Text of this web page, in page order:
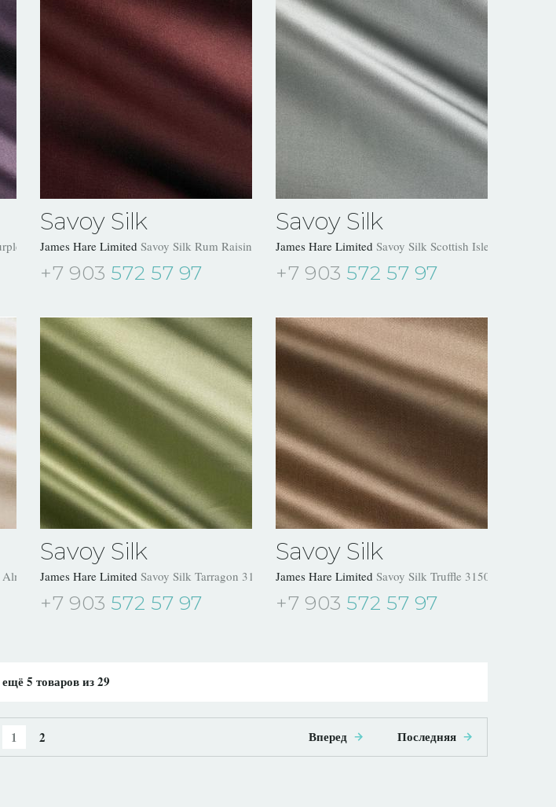
31504/16
Savoy Silk
James Hare Limited Savoy Silk Rum Raisin 31504/15
+7 903 572 57 97
Savoy Silk
James Hare Limited Savoy Silk Scottish Isle 31504/26
+7 903 572 57 97
Almond 31504/10
Savoy Silk
James Hare Limited Savoy Silk Tarragon 31504/23
+7 903 572 57 97
Savoy Silk
James Hare Limited Savoy Silk Truffle 31504/08
+7 903 572 57 97
ещё5 товаров из29
1 2 Вперед Последняя